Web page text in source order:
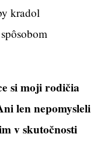
kradol
si moji rodičia
len nepomysleli
v skutočnosti